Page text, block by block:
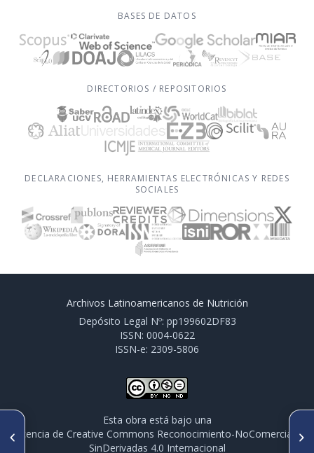
ARTÍCULO ANTERIOR
PO201. NIVELES DE LA
HORMONA FREE B-HCG, IMC
SIGUIENTE ARTÍCULO
PO206. ADOLESCÊNCA E
GANHO DE PESO
BASES DE DATOS
DIRECTORIOS / REPOSITORIOS
DECLARACIONES, HERRAMIENTAS ELECTRÓNICAS Y REDES
SOCIALES
Archivos Latinoamericanos de Nutrición
Depósito Legal Nº: pp199602DF83
ISSN: 0004-0622
ISSN-e: 2309-5806
Esta obra está bajo una
licencia de Creative Commons Reconocimiento-NoComercial-
SinDerivadas 4.0 Internacional